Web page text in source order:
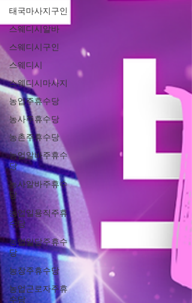
태국마사지구인
스웨디시알바
스웨디시구인
스웨디시
스웨디시마사지
농업주휴수당
농사주휴수당
농촌주휴수당
농업알바주휴수
당
농사알바주휴수
당
농업일용직주휴
수당
농업일당주휴수
당
농장주휴수당
농업근로자주휴
수당